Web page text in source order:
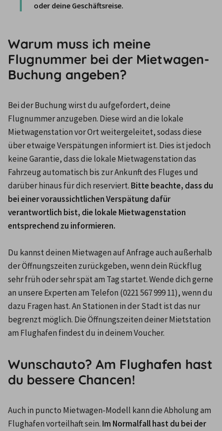
oder deine Geschäftsreise.
Warum muss ich meine
Flugnummer bei der Mietwagen-
Buchung angeben?
Bei der Buchung wirst du aufgefordert, deine
Flugnummer anzugeben. Diese wird an die lokale
Mietwagenstation vor Ort weitergeleitet, sodass diese
über etwaige Verspätungen informiert ist. Dies ist jedoch
keine Garantie, dass die lokale Mietwagenstation das
Fahrzeug automatisch bis zur Ankunft des Fluges und
darüber hinaus für dich reserviert. Bitte beachte, dass du
bei einer voraussichtlichen Verspätung dafür
verantwortlich bist, die lokale Mietwagenstation
entsprechend zu informieren.
Du kannst deinen Mietwagen auf Anfrage auch außerhalb
der Öffnungszeiten zurückgeben, wenn dein Rückflug
sehr früh oder sehr spät am Tag startet. Wende dich gerne
an unsere Experten am Telefon (0221 567 999 11), wenn du
dazu Fragen hast. An Stationen in der Stadt ist das nur
begrenzt möglich. Die Öffnungszeiten deiner Mietstation
Wunschauto? Am Flughafen hast
du bessere Chancen!
Auch in puncto Mietwagen-Modell kann die Abholung am
Flughafen vorteilhaft sein. Im Normalfall hast du bei der